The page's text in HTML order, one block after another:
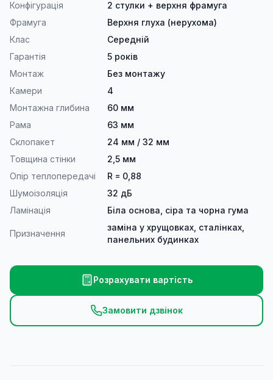
Конфігурація
2 стулки + верхня фрамуга
Фрамуга
Верхня глуха (нерухома)
Клас
Середній
Гарантія
5 років
Монтаж
Без монтажу
Камери
4
Монтажна глибина
60 мм
Рама
63 мм
Склопакет
24 мм / 32 мм
Товщина стінки
2,5 мм
Опір теплопередачі
R = 0,88
Шумоізоляція
32 дБ
Ламінація
Біла основа, сіра та чорна гума
Призначення
заміна у хрущовках, сталінках,
панельних будинках
Розрахувати вартість
Замовити дзвінок